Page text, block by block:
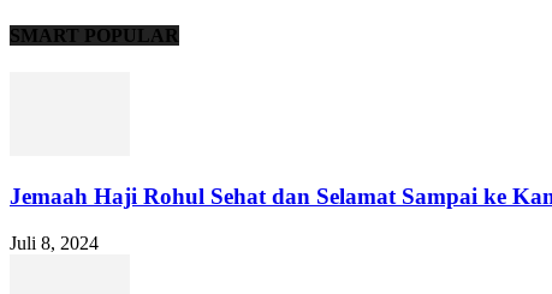
SMART POPULAR
Jemaah Haji Rohul Sehat dan Selamat Sampai ke
Juli 8, 2024